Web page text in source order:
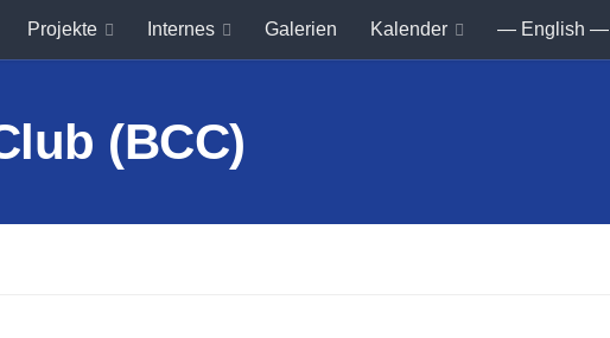
Projekte Internes Galerien Kalender — English —